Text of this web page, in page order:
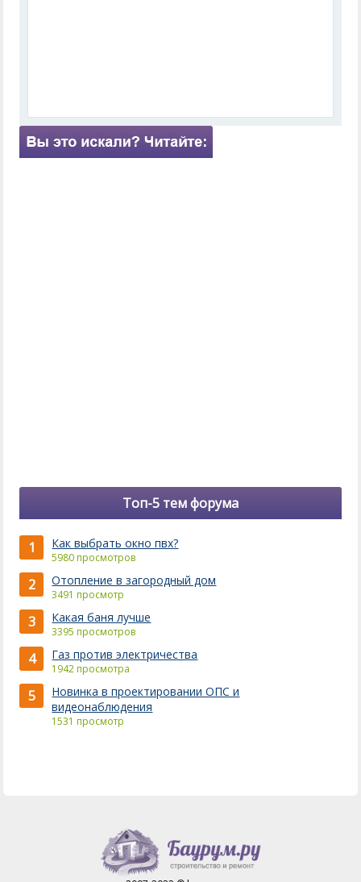
Топ-5 тем форума
1 Как выбрать окно пвх?
5980 просмотров
2 Отопление в загородный дом
3491 просмотр
3 Какая баня лучше
3395 просмотров
4 Газ против электричества
1942 просмотра
5
Новинка в проектировании ОПС и
видеонаблюдения
1531 просмотр